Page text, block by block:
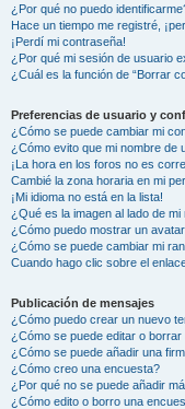
¿Por qué no puedo
Hace un tiempo me registré,
¡Perdí mi contraseña!
¿Por qué mi sesión de usuario
¿Cuál es la función de “Borrar
Preferencias de usuario y
¿Cómo se puede cambiar mi
¿Cómo evito que mi nombre
¡La hora en los foros no es
Cambié la zona horaria en mi
¡Mi idioma no está en la lista!
¿Qué es la imagen al lado de
¿Cómo puedo mostrar un
¿Cómo se puede cambiar mi
Cuando hago clic sobre el
Publicación de mensajes
¿Cómo puedo crear un nuevo
¿Cómo se puede editar o borrar
¿Cómo se puede añadir una
¿Cómo creo una encuesta?
¿Por qué no se puede añadir
¿Cómo edito o borro una